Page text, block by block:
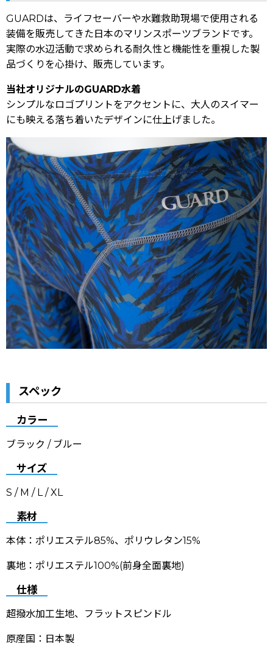
GUARDは、ライフセーバーや水難救助現場で使用される
装備を販売してきた日本のマリンスポーツブランドです。
実際の水辺活動で求められる耐久性と機能性を重視した製
品づくりを心掛け、販売しています。
当社オリジナルのGUARD水着
シンプルなロゴプリントをアクセントに、大人のスイマー
にも映える落ち着いたデザインに仕上げました。
スペック
カラー
ブラック / ブルー
サイズ
S / M / L / XL
素材
本体：ポリエステル85%、ポリウレタン15%
裏地：ポリエステル100%(前身全面裏地)
仕様
超撥水加工生地、フラットスピンドル
原産国：日本製